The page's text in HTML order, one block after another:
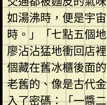
如湯沸時，便是宇
時。」「七點五個
廖沾沾猛地衝回店
個藏在舊冰櫃後面
老舊的、像是古代
入了密碼：「一醬